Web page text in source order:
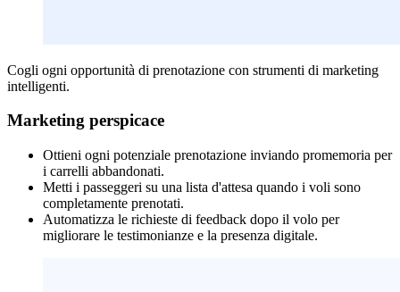
Cogli ogni opportunità di prenotazione con strumenti di marketing
intelligenti.
Marketing perspicace
Ottieni ogni potenziale prenotazione inviando promemoria per
i carrelli abbandonati.
Metti i passeggeri su una lista d'attesa quando i voli sono
completamente prenotati.
Automatizza le richieste di feedback dopo il volo per
migliorare le testimonianze e la presenza digitale.